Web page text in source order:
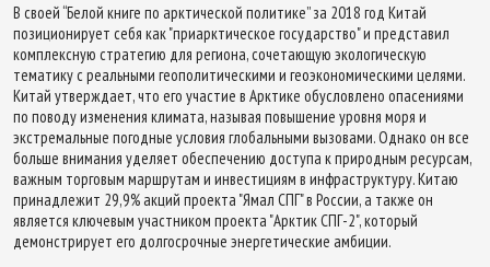
В своей “Белой книге по арктической политике” за 2018 год Китай
позиционирует себя как "приарктическое государство" и представил
комплексную стратегию для региона, сочетающую экологическую
тематику с реальными геополитическими и геоэкономическими целями.
Китай утверждает, что его участие в Арктике обусловлено опасениями
по поводу изменения климата, называя повышение уровня моря и
экстремальные погодные условия глобальными вызовами. Однако он все
больше внимания уделяет обеспечению доступа к природным ресурсам,
важным торговым маршрутам и инвестициям в инфраструктуру. Китаю
принадлежит 29,9% акций проекта "Ямал СПГ" в России, а также он
является ключевым участником проекта "Арктик СПГ-2", который
демонстрирует его долгосрочные энергетические амбиции.